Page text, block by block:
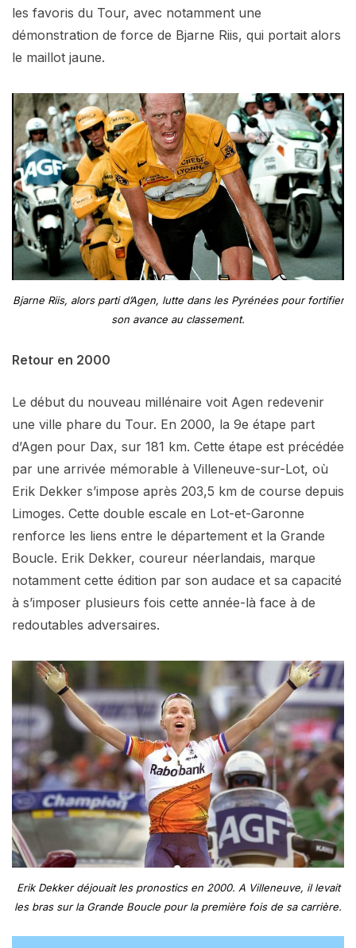
les favoris du Tour, avec notamment une
démonstration de force de Bjarne Riis, qui portait alors
le maillot jaune.
Bjarne Riis, alors parti d’Agen, lutte dans les Pyrénées pour fortifier
son avance au classement.
Retour en 2000
Le début du nouveau millénaire voit Agen redevenir
une ville phare du Tour. En 2000, la 9e étape part
d’Agen pour Dax, sur 181 km. Cette étape est précédée
par une arrivée mémorable à Villeneuve-sur-Lot, où
Erik Dekker s’impose après 203,5 km de course depuis
Limoges. Cette double escale en Lot-et-Garonne
renforce les liens entre le département et la Grande
Boucle. Erik Dekker, coureur néerlandais, marque
notamment cette édition par son audace et sa capacité
à s’imposer plusieurs fois cette année-là face à de
redoutables adversaires.
Erik Dekker déjouait les pronostics en 2000. A Villeneuve, il levait
les bras sur la Grande Boucle pour la première fois de sa carrière.